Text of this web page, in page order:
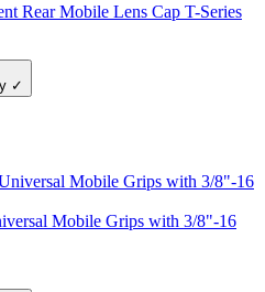
Rear Mobile Lens Cap T-Series
✓
Mobile Grips with 3/8"-16